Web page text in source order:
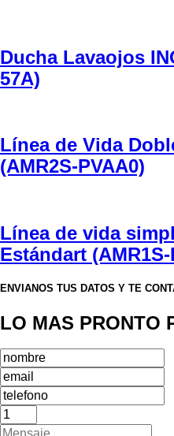
Ducha Lavaojos
57A)
Línea de Vida
(AMR2S-PVAA0)
Línea de vida
Estándart (AMR1S-
ENVIANOS TUS DATOS Y TE
LO MAS PRONTO